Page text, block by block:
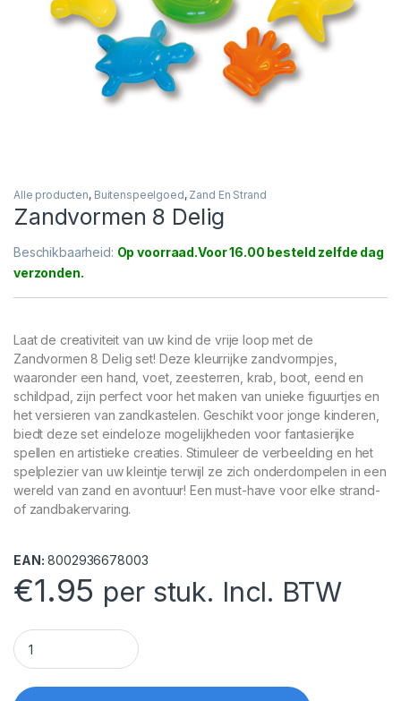
Alle producten, Buitenspeelgoed, Zand En Strand
Zandvormen 8 Delig
Beschikbaarheid: Op voorraad
Laat de creativiteit van uw kind de vrije loop met de
Zandvormen 8 Delig set! Deze kleurrijke zandvormpjes,
waaronder een hand, voet, zeesterren, krab, boot, eend en
schildpad, zijn perfect voor het maken van unieke figuurtjes en
het versieren van zandkastelen. Geschikt voor jonge kinderen,
biedt deze set eindeloze mogelijkheden voor fantasierijke
spellen en artistieke creaties. Stimuleer de verbeelding en het
spelplezier van uw kleintje terwijl ze zich onderdompelen in een
wereld van zand en avontuur! Een must-have voor elke strand-
of zandbakervaring.
EAN: 8002936678003
€1.95 per stuk. Incl. BTW
Zandvormen 8 Delig quantity